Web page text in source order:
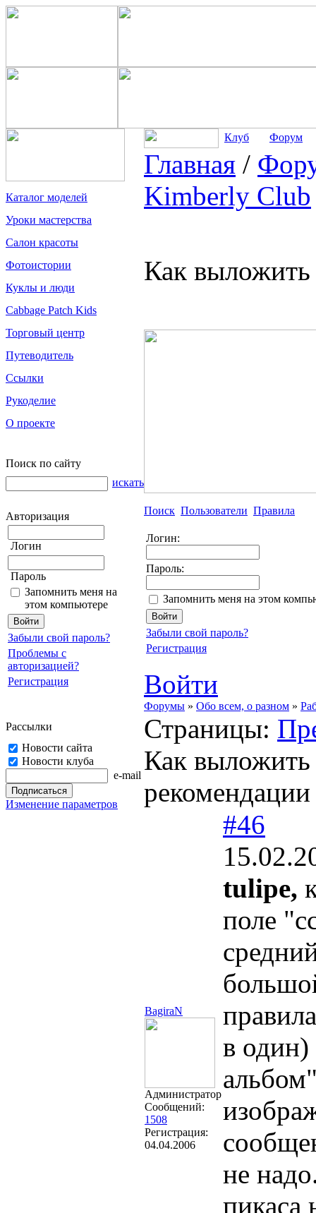
Каталог моделей
Уроки мастерства
Салон красоты
Фотоистории
Куклы и люди
Cabbage Patch Kids
Торговый центр
Путеводитель
Ссылки
Рукоделие
О проекте
Поиск по сайту
искать
Авторизация
Логин
Пароль
Запомнить меня на
этом компьютере
Забыли свой пароль?
Проблемы с
авторизацией?
Регистрация
Рассылки
Новости сайта
Новости клуба
e-mail
Изменение параметров
Клуб Форум
Главная /
Kimberly Club
Как
Поиск Пользователи Правила
Логин:
Пароль:
Запомнить меня на этом
Забыли свой пароль?
Регистрация
Войти
Форумы » Обо всем, о разном »
Страницы:
Как
рекомендации
BagiraN
Администратор
Сообщений:
1508
Регистрация:
04.04.2006
#46
tulipe,
поле
в один)
не
пикаса